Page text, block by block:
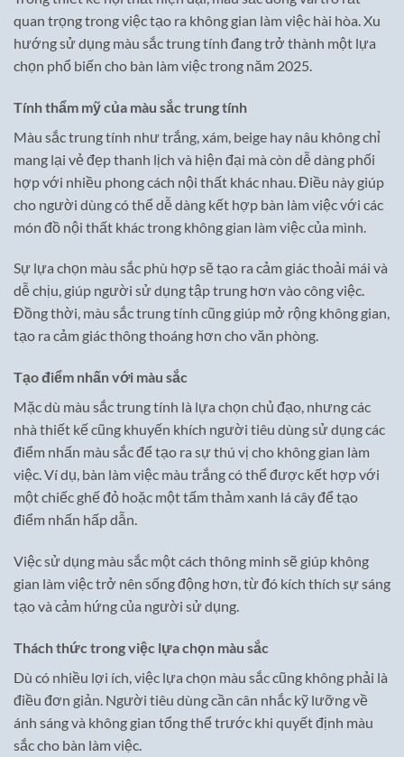
quan trọng trong việc tạo ra không gian làm việc hài hòa. Xu
hướng sử dụng màu sắc trung tính đang trở thành một lựa
chọn phổ biến cho bàn làm việc trong năm 2025.
Tính thẩm mỹ của màu sắc trung tính
Màu sắc trung tính như trắng, xám, beige hay nâu không chỉ
mang lại vẻ đẹp thanh lịch và hiện đại mà còn dễ dàng phối
hợp với nhiều phong cách nội thất khác nhau. Điều này giúp
cho người dùng có thể dễ dàng kết hợp bàn làm việc với các
món đồ nội thất khác trong không gian làm việc của mình.
Sự lựa chọn màu sắc phù hợp sẽ tạo ra cảm giác thoải mái và
dễ chịu, giúp người sử dụng tập trung hơn vào công việc.
Đồng thời, màu sắc trung tính cũng giúp mở rộng không gian,
tạo ra cảm giác thông thoáng hơn cho văn phòng.
Tạo điểm nhấn với màu sắc
Mặc dù màu sắc trung tính là lựa chọn chủ đạo, nhưng các
nhà thiết kế cũng khuyến khích người tiêu dùng sử dụng các
điểm nhấn màu sắc để tạo ra sự thú vị cho không gian làm
việc. Ví dụ, bàn làm việc màu trắng có thể được kết hợp với
một chiếc ghế đỏ hoặc một tấm thảm xanh lá cây để tạo
điểm nhấn hấp dẫn.
Việc sử dụng màu sắc một cách thông minh sẽ giúp không
gian làm việc trở nên sống động hơn, từ đó kích thích sự sáng
tạo và cảm hứng của người sử dụng.
Thách thức trong việc lựa chọn màu sắc
Dù có nhiều lợi ích, việc lựa chọn màu sắc cũng không phải là
điều đơn giản. Người tiêu dùng cần cân nhắc kỹ lưỡng về
ánh sáng và không gian tổng thể trước khi quyết định màu
sắc cho bàn làm việc.